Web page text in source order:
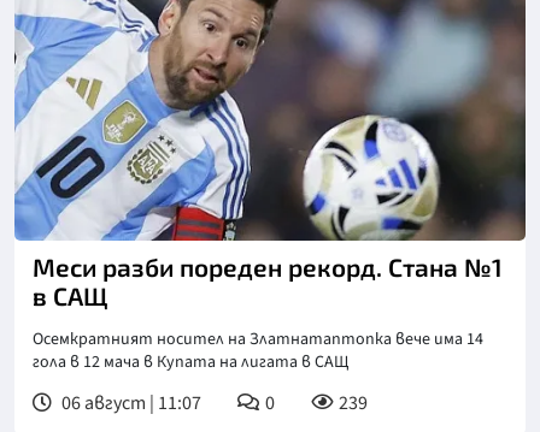
Меси разби пореден рекорд. Стана №1
в САЩ
Осемкратният носител на Златнатаптопка вече има 14
гола в 12 мача в Купата на лигата в САЩ
06 август | 11:07 0 239